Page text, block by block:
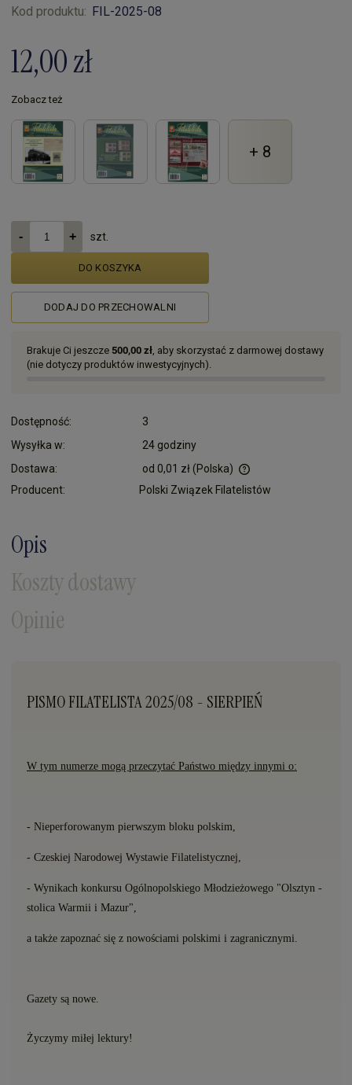
Kod produktu: FIL-2025-08
12,00 zł
Zobacz też
+ 8
szt.
DO KOSZYKA
DODAJ DO PRZECHOWALNI
Brakuje Ci jeszcze 500,00 zł, aby skorzystać z darmowej dostawy
(nie dotyczy produktów inwestycyjnych).
Dostępność:
3
Wysyłka w:
24 godziny
Dostawa:
od 0,01 zł(Polska)
Producent: Polski Związek Filatelistów
Opis
Koszty dostawy
Opinie
PISMO FILATELISTA 2025/08 - SIERPIEŃ
W tym numerze mogą przeczytać Państwo między innymi o:
- Nieperforowanym pierwszym bloku polskim,
- Czeskiej Narodowej Wystawie Filatelistycznej,
- Wynikach konkursu Ogólnopolskiego Młodzieżowego "Olsztyn -
stolica Warmii i Mazur",
a także zapoznać się z nowościami polskimi i zagranicznymi.
Gazety są nowe.
Życzymy miłej lektury!